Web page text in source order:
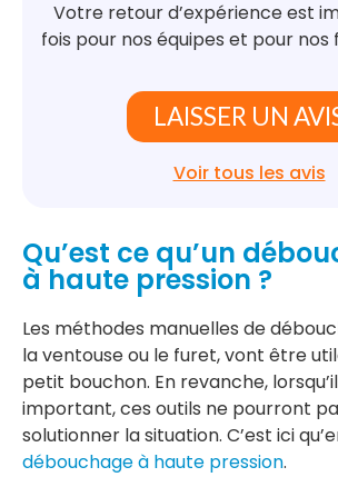
Votre retour d’expérience est
fois pour nos équipes et pour nos
LAISSER UN
Voir tous les avis
Qu’est ce qu’un
à haute pression ?
Les méthodes manuelles de
la ventouse ou le furet, vont être
petit bouchon. En revanche,
important, ces outils ne pourront
solutionner la situation. C’est ici
débouchage à haute pression.